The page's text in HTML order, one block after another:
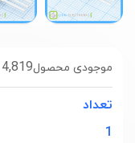
4,819موجودی محصول
تعداد
1